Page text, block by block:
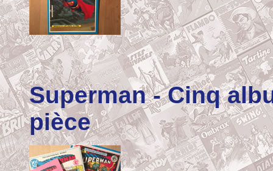
Superman- Cinq
pièce